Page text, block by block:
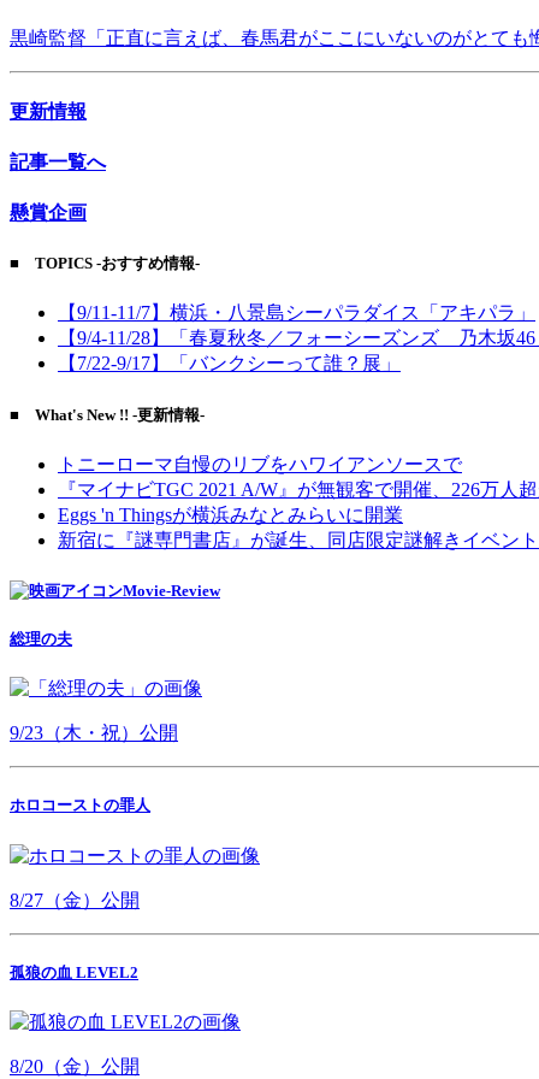
黒崎監督「正直に言えば、春馬君がここにいないのがとても
更新情報
記事一覧へ
懸賞企画
■ TOPICS -おすすめ情報-
【9/11-11/7】横浜・八景島シーパラダイス「アキパラ」
【9/4-11/28】「春夏秋冬／フォーシーズンズ 乃木坂46
【7/22-9/17】「バンクシーって誰？展」
■ What's New !! -更新情報-
トニーローマ自慢のリブをハワイアンソースで
『マイナビTGC 2021 A/W』が無観客で開催、226万人
Eggs 'n Thingsが横浜みなとみらいに開業
新宿に『謎専門書店』が誕生、同店限定謎解きイベン
Movie-Review
総理の夫
9/23（木・祝）公開
ホロコーストの罪人
8/27（金）公開
孤狼の血 LEVEL2
8/20（金）公開